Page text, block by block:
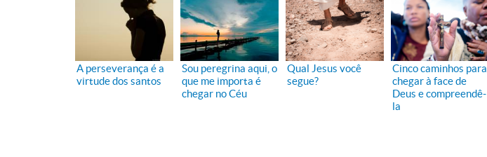
A perseverança é a
virtude dos santos
Sou peregrina aqui, o
que me importa é
chegar no Céu
Qual Jesus você
segue?
Cinco caminhos para
chegar à face de
Deus e compreendê-
la